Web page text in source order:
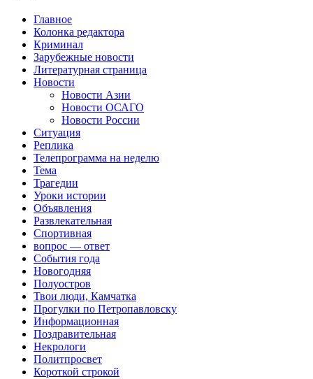
Главное
Колонка редактора
Криминал
Зарубежные новости
Литературная страница
Новости
Новости Азии
Новости ОСАГО
Новости России
Ситуация
Реплика
Телепрограмма на неделю
Тема
Трагедии
Уроки истории
Объявления
Развлекательная
Спортивная
вопрос — ответ
События года
Новогодняя
Полуостров
Твои люди, Камчатка
Прогулки по Петропавловску
Информационная
Поздравительная
Некрологи
Политпросвет
Короткой строкой